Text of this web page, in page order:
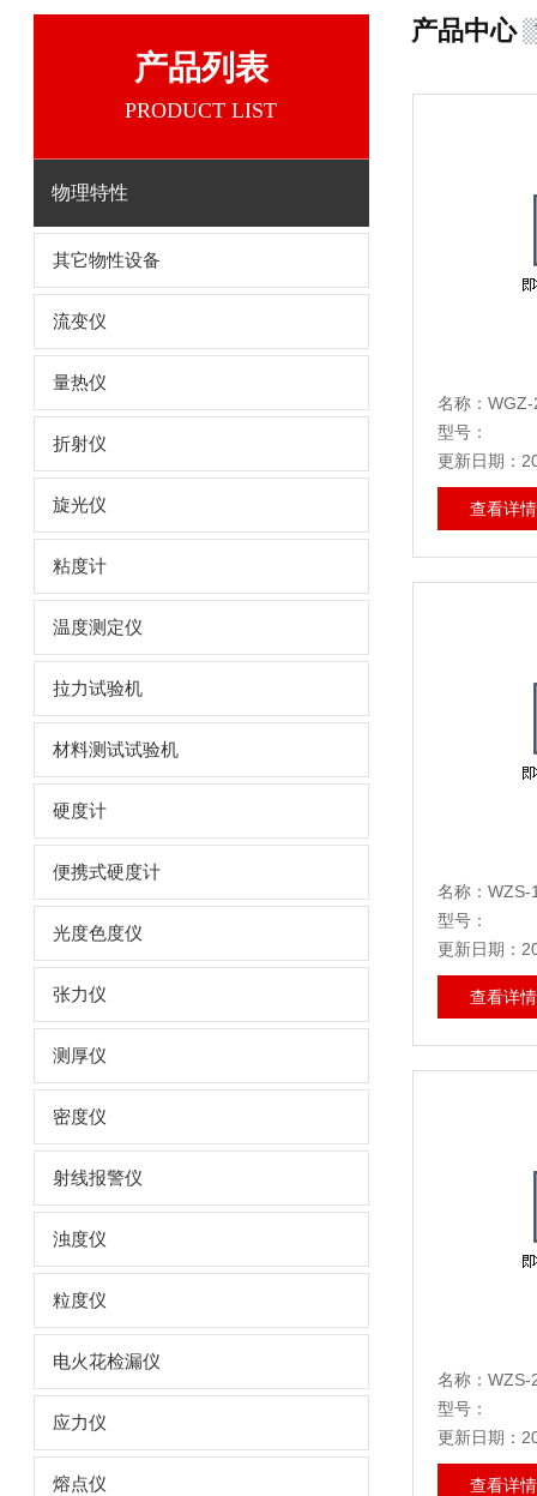
产品列表
PRODUCT LIST
物理特性
其它物性设备
流变仪
量热仪
折射仪
旋光仪
粘度计
温度测定仪
拉力试验机
材料测试试验机
硬度计
便携式硬度计
光度色度仪
张力仪
测厚仪
密度仪
射线报警仪
浊度仪
粒度仪
电火花检漏仪
应力仪
熔点仪
产品中心
名称：
型号：
更新日期：
查看详情
名称：WZS-
型号：
更新日期：
查看详情
名称：WZS-
型号：
更新日期：
查看详情